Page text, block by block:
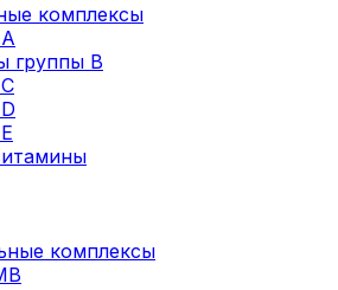
комплексы
группы В
комплексы